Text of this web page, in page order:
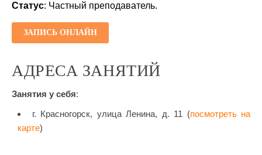
Статус: Частный преподаватель.
ЗАПИСЬ ОНЛАЙН
АДРЕСА ЗАНЯТИЙ
Занятия у себя:
г. Красногорск, улица Ленина, д. 11 (посмотреть на
карте)